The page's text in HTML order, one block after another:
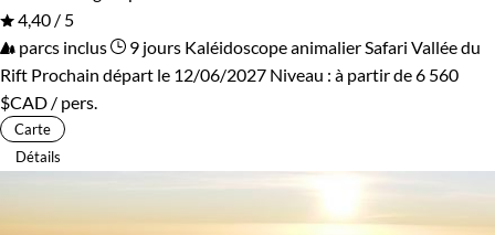
4,40 / 5
parcs inclus
9 jours Kaléidoscope animalier Safari Vallée du
Rift Prochain départ le 12/06/2027 Niveau : à partir de6 560
$CAD / pers.
Carte
Détails